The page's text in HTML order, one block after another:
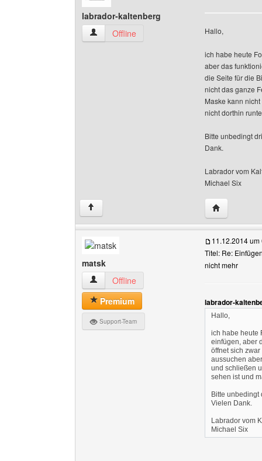
labrador-kaltenberg
labrador-kaltenberg Benutzer-Profile anzeigen
Offline Hallo,
ich habe heute
aber das
die Seite für die
nicht das ganze
Maske kann
nicht dorthin
Bitte unbedingt
Dank.
Labrador vom
Michael Six
↑ Website
matsk
matsk Benutzer-Profile anzeigen
Offline
Premium
Support-Team
11.12.2014 um
Titel: Re:
nicht mehr
labrador-
Hallo,
ich habe heute
einfügen, aber
öffnet sich
aussuchen
und schließen
sehen ist und
Bitte
Vielen Dank.
Labrador vom
Michael Six